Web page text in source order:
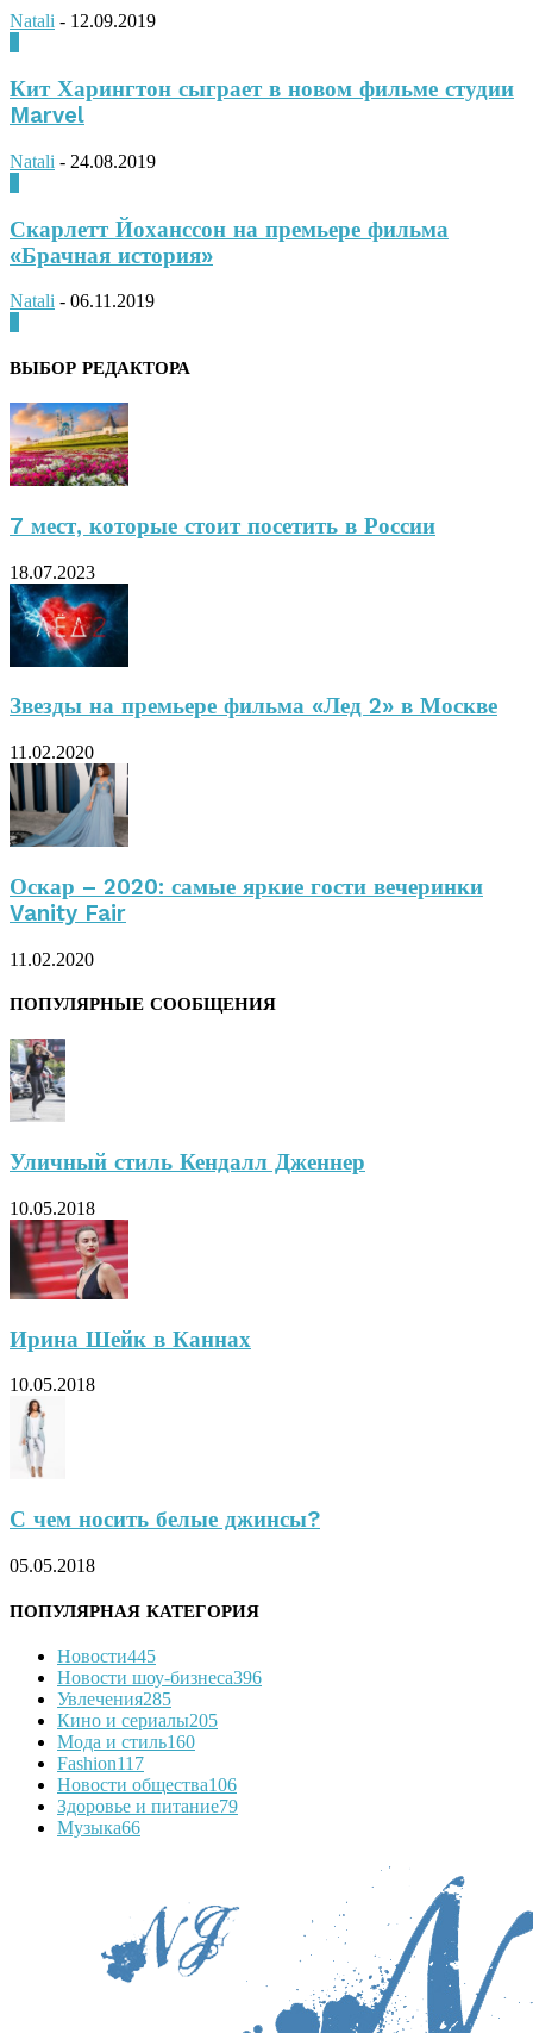
Natali - 12.09.2019
Кит Харингтон сыграет в новом фильме студии
Marvel
Natali - 24.08.2019
Скарлетт Йоханссон на премьере фильма
«Брачная история»
Natali - 06.11.2019
ВЫБОР РЕДАКТОРА
7 мест, которые стоит посетить в России
18.07.2023
Звезды на премьере фильма «Лед 2» в Москве
11.02.2020
Оскар – 2020: самые яркие гости вечеринки
Vanity Fair
11.02.2020
ПОПУЛЯРНЫЕ СООБЩЕНИЯ
Уличный стиль Кендалл Дженнер
10.05.2018
Ирина Шейк в Каннах
10.05.2018
С чем носить белые джинсы?
05.05.2018
ПОПУЛЯРНАЯ КАТЕГОРИЯ
Новости445
Новости шоу-бизнеса396
Увлечения285
Кино и сериалы205
Мода и стиль160
Fashion117
Новости общества106
Здоровье и питание79
Музыка66